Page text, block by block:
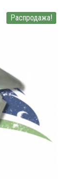
Распродажа!